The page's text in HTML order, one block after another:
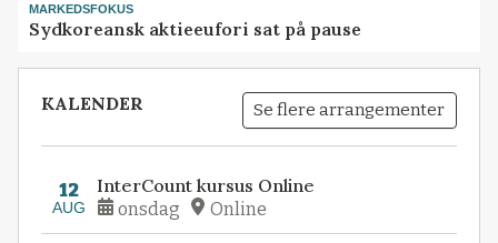
MARKEDSFOKUS
Sydkoreansk aktieeufori sat på pause
KALENDER Se flere arrangementer
12
AUG
InterCount kursus Online
onsdag Online